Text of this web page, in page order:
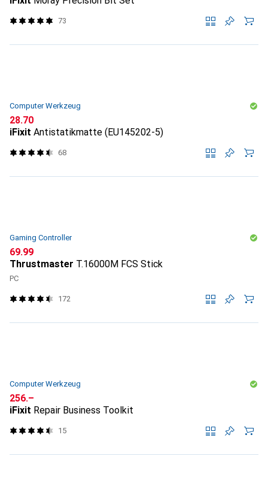
73
Computer Werkzeug
CHF
28.70
iFixit Antistatikmatte (EU145202-5)
68
Gaming Controller
CHF
69.99
Thrustmaster T.16000M FCS Stick
PC
172
Computer Werkzeug
CHF
256.–
iFixit Repair Business Toolkit
15